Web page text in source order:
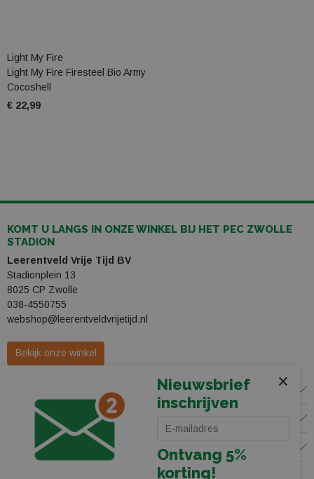
Light My Fire
Light My Fire Firesteel Bio Army
Cocoshell
€ 22,99
KOMT U LANGS IN ONZE WINKEL BIJ HET PEC ZWOLLE
STADION
Leerentveld Vrije Tijd BV
Stadionplein 13
8025 CP Zwolle
038-4550755
webshop@leerentveldvrijetijd.nl
Bekijk onze winkel
WINKEL
KLANTENSERVICE
VOLG ONS
×
Nieuwsbrief
inschrijven
Ontvang 5%
korting!